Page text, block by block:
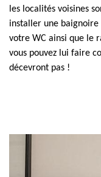
les localités voisines
installer une baignoire
votre WC ainsi que le
vous pouvez lui faire
décevront pas !